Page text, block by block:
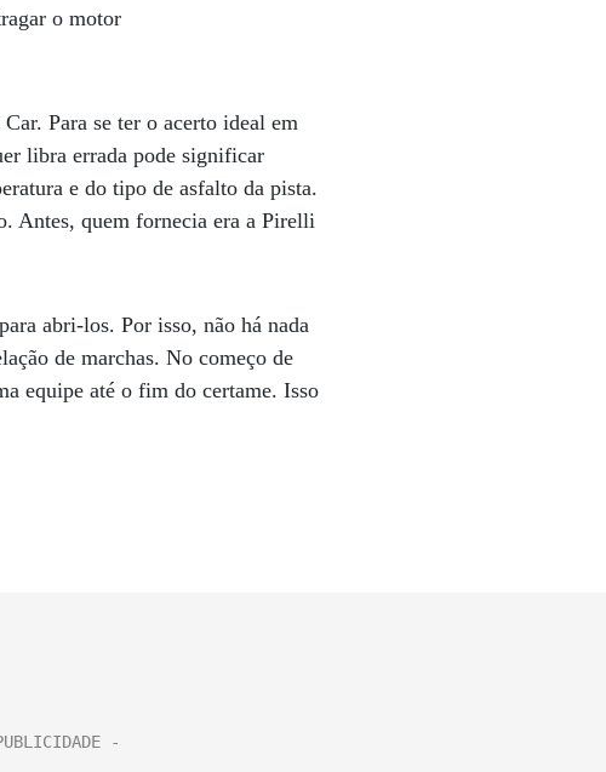
o motor
Para se ter o acerto ideal em
libra errada pode significar
e do tipo de asfalto da pista.
Antes, quem fornecia era a Pirelli
abri-los. Por isso, não há nada
de marchas. No começo de
equipe até o fim do certame. Isso